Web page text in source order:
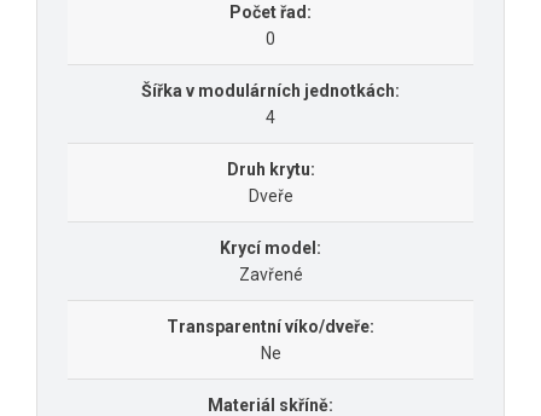
Počet řad:
0
Šířka v modulárních jednotkách:
4
Druh krytu:
Dveře
Krycí model:
Zavřené
Transparentní víko/dveře:
Ne
Materiál skříně: